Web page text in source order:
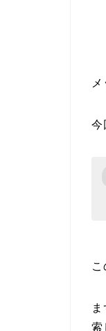
メ
今
こ
索